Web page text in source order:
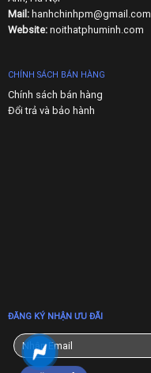
Mail: hanhchinhpm@gmail.com
Website:noithatphuminh.com
CHÍNH SÁCH BÁN HÀNG
Chính sách bán hàng
Đổi trả và bảo hành
ĐĂNG KÝ NHẬN ƯU ĐÃI